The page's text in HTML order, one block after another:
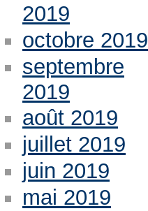
2019
octobre 2019
septembre
2019
août 2019
juillet 2019
juin 2019
mai 2019